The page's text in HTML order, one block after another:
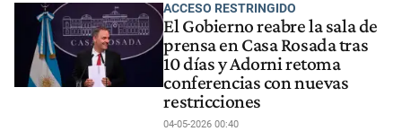
ACCESO RESTRINGIDO
El Gobierno reabre la sala de
prensa en Casa Rosada tras
10 días y Adorni retoma
conferencias con nuevas
restricciones
04-05-2026 00:40